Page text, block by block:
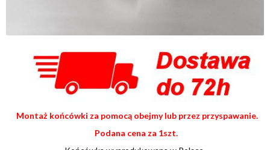
Montaż końcówki za pomocą obejmy lub przez przyspawanie.
Podana cena za 1szt.